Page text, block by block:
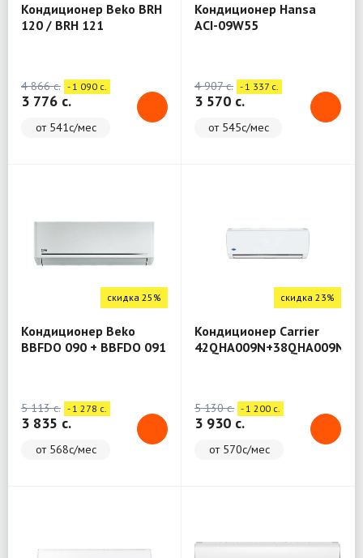
Кондиционер Beko BRH
120 / BRH 121
4 866 c. - 1 090 c.
3 776 c.
от 541с/мес
Кондиционер Hansa
ACI-09W55
4 907 c. - 1 337 c.
3 570 c.
от 545с/мес
скидка 25%
Кондиционер Beko
BBFDO 090 + BBFDO 091
5 113 c. - 1 278 c.
3 835 c.
от 568с/мес
скидка 23%
Кондиционер Carrier
42QHA009N+38QHA009N
5 130 c. - 1 200 c.
3 930 c.
от 570с/мес